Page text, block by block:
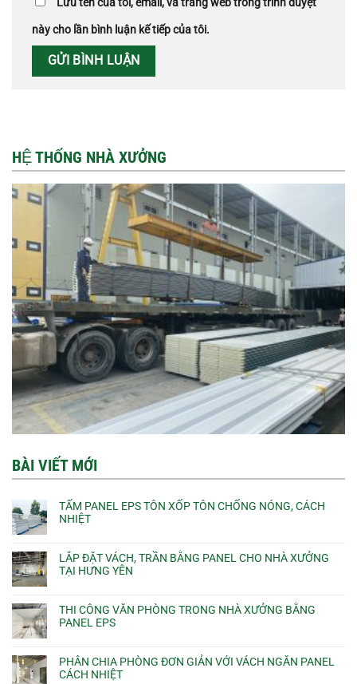
Lưu tên của tôi, email, và trang web trong trình duyệt
này cho lần bình luận kế tiếp của tôi.
HỆ THỐNG NHÀ XƯỞNG
BÀI VIẾT MỚI
TẤM PANEL EPS TÔN XỐP TÔN CHỐNG NÓNG, CÁCH
NHIỆT
LẮP ĐẶT VÁCH, TRẦN BẰNG PANEL CHO NHÀ XƯỞNG
TẠI HƯNG YÊN
THI CÔNG VĂN PHÒNG TRONG NHÀ XƯỞNG BẰNG
PANEL EPS
PHÂN CHIA PHÒNG ĐƠN GIẢN VỚI VÁCH NGĂN PANEL
CÁCH NHIỆT